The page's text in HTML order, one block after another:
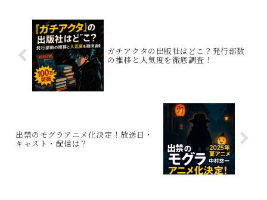
ガチアクタの出版社はどこ？発行部数
の推移と人気度を徹底調査！
出禁のモグラアニメ化決定！放送日・
キャスト・配信は？